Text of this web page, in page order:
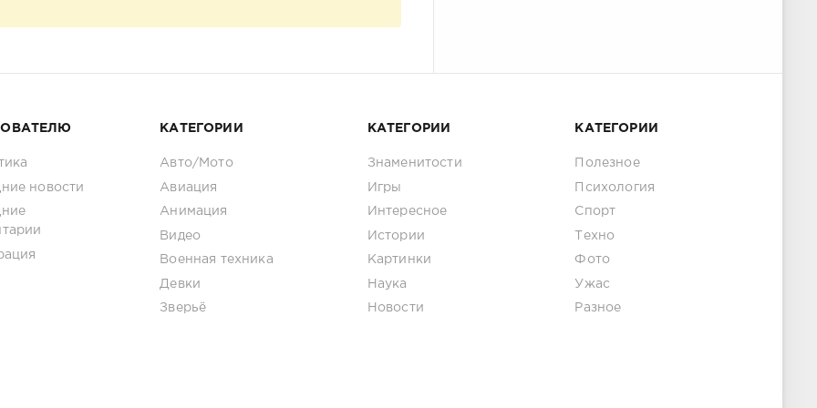
новости
КАТЕГОРИИ
Авто/Мото
Авиация
Анимация
Видео
Военная техника
Девки
Зверьё
КАТЕГОРИИ
Знаменитости
Игры
Интересное
Истории
Картинки
Наука
Новости
КАТЕГОРИИ
Полезное
Психология
Спорт
Техно
Фото
Ужас
Разное